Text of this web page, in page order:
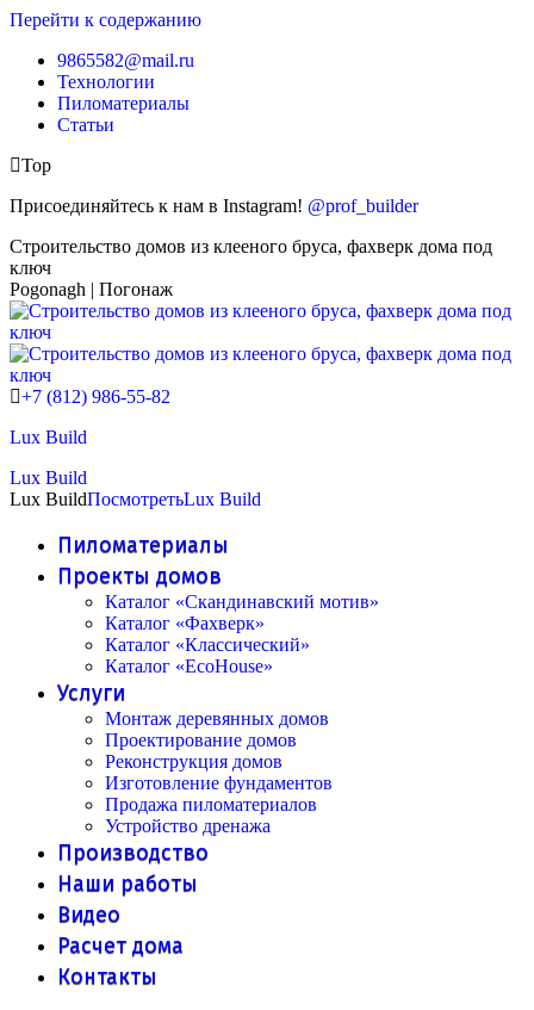
Перейти к содержанию
9865582@mail.ru
Технологии
Пиломатериалы
Статьи
Top
Присоединяйтесь к нам в Instagram! @prof_builder
Строительство домов из клееного бруса, фахверк дома под
ключ
Pogonagh | Погонаж
+7 (812) 986-55-82
Lux Build
Lux Build
Lux BuildПосмотретьLux Build
Пиломатериалы
Проекты домов
Каталог «Скандинавский мотив»
Каталог «Фахверк»
Каталог «Классический»
Каталог «EcoHouse»
Услуги
Монтаж деревянных домов
Проектирование домов
Реконструкция домов
Изготовление фундаментов
Продажа пиломатериалов
Устройство дренажа
Производство
Наши работы
Видео
Расчет дома
Контакты